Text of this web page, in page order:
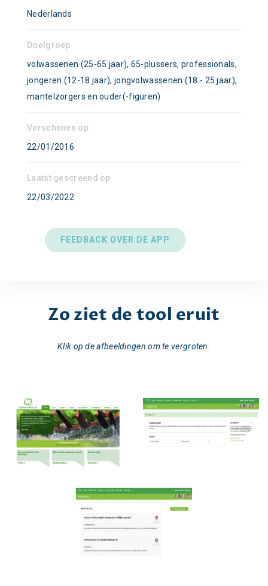
Nederlands
Doelgroep
volwassenen (25-65 jaar), 65-plussers, professionals,
jongeren (12-18 jaar), jongvolwassenen (18 - 25 jaar),
mantelzorgers en ouder(-figuren)
Verschenen op
22/01/2016
Laatst gescreend op
22/03/2022
FEEDBACK OVER DE APP
Zo ziet de tool eruit
Klik op de afbeeldingen om te vergroten.